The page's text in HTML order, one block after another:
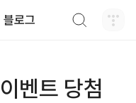
로그
벤트 당첨